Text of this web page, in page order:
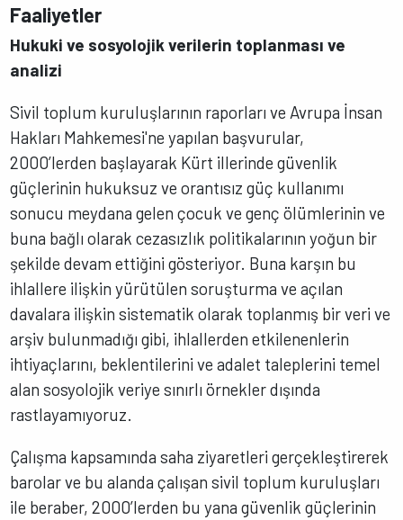
Faaliyetler
Hukuki ve sosyolojik verilerin toplanması ve
analizi
Sivil toplum kuruluşlarının raporları ve Avrupa İnsan
Hakları Mahkemesi'ne yapılan başvurular,
2000’lerden başlayarak Kürt illerinde güvenlik
güçlerinin hukuksuz ve orantısız güç kullanımı
sonucu meydana gelen çocuk ve genç ölümlerinin ve
buna bağlı olarak cezasızlık politikalarının yoğun bir
şekilde devam ettiğini gösteriyor. Buna karşın bu
ihlallere ilişkin yürütülen soruşturma ve açılan
davalara ilişkin sistematik olarak toplanmış bir veri ve
arşiv bulunmadığı gibi, ihlallerden etkilenenlerin
ihtiyaçlarını, beklentilerini ve adalet taleplerini temel
alan sosyolojik veriye sınırlı örnekler dışında
rastlayamıyoruz.
Çalışma kapsamında saha ziyaretleri gerçekleştirerek
barolar ve bu alanda çalışan sivil toplum kuruluşları
ile beraber, 2000’lerden bu yana güvenlik güçlerinin